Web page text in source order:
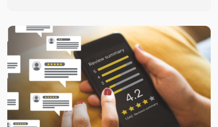
ten proces i skutecznie zbierać opinie w
branży HoReCa!